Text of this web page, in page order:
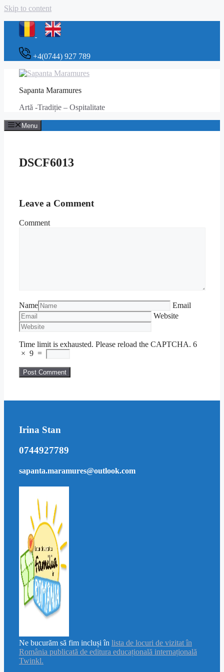
Skip to content
+4(0744) 927 789
Sapanta Maramures
Artă -Tradiție – Ospitalitate
Menu
DSCF6013
Leave a Comment
Comment
Name
Email
Website
Time limit is exhausted. Please reload the CAPTCHA. 6
× 9 =
Irina Stan
0744927789
sapanta.maramures@outlook.com
Ne bucurăm să fim incluși în lista de locuri de vizitat în
România publicată de editura educațională internațională
Twinkl.